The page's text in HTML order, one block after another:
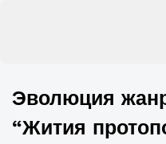
Эволюция
“Жития